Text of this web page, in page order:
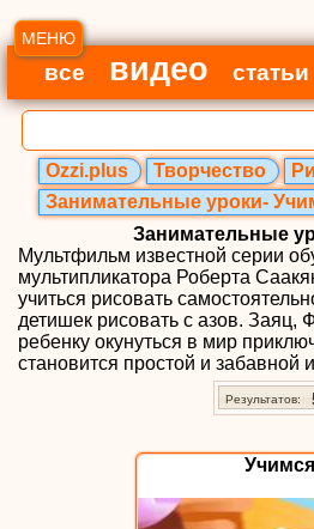
МЕНЮ
все видео статьи
Ozzi.plus Творчество
Занимательные уроки-
Занимательные
Мультфильм известной серии
мультипликатора Роберта
учиться рисовать
детишек рисовать с азов. Заяц,
ребенку окунуться в мир
становится простой и забавной
Результатов: